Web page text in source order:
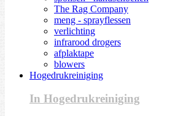
The Rag Company
meng - sprayflessen
verlichting
infrarood drogers
afplaktape
blowers
Hogedrukreiniging
In Hogedrukreiniging